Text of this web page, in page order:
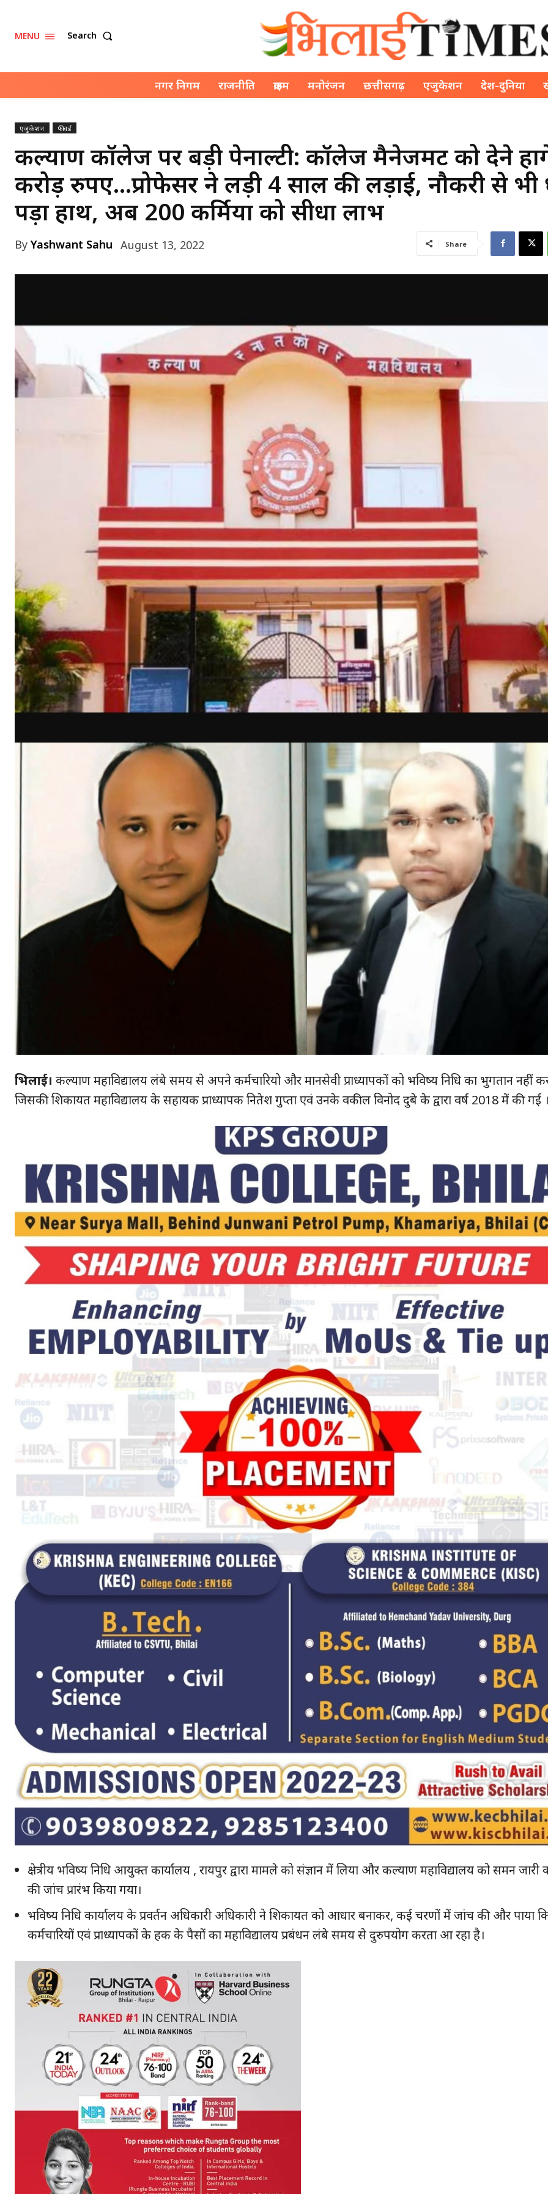
SUBSCRIBE NOW
क्विक लिंक्स
मुख्य पेज
संपर्क करें
MENU Search
नगर निगम राजनीति क्राइम मनोरंजन छत्तीसगढ़ एजुकेशन देश-दुनिया
एजुकेशन फीचर्ड
कल्याण कॉलेज पर बड़ी पेनाल्टी: कॉलेज मैनेजमेंट को देने
करोड़ रुपए…प्रोफेसर ने लड़ी 4 साल की लड़ाई, नौकरी से भी
पड़ा हाथ, अब 200 कर्मियों को सीधा लाभ
By Yashwant Sahu August 13, 2022 Share
भिलाई। कल्याण महाविद्यालय लंबे समय से अपने कर्मचारियो और मानसेवी प्राध्यापकों को भविष्य निधि का भुगतान नहीं
जिसकी शिकायत महाविद्यालय के सहायक प्राध्यापक नितेश गुप्ता एवं उनके वकील विनोद दुबे के द्वारा वर्ष 2018 में की गई
क्षेत्रीय भविष्य निधि आयुक्त कार्यालय , रायपुर द्वारा मामले को संज्ञान में लिया और कल्याण महाविद्यालय को समन
की जांच प्रारंभ किया गया।
भविष्य निधि कार्यालय के प्रवर्तन अधिकारी अधिकारी ने शिकायत को आधार बनाकर, कई चरणों में जांच की और पाया
कर्मचारियों एवं प्राध्यापकों के हक के पैसों का महाविद्यालय प्रबंधन लंबे समय से दुरुपयोग करता आ रहा है।